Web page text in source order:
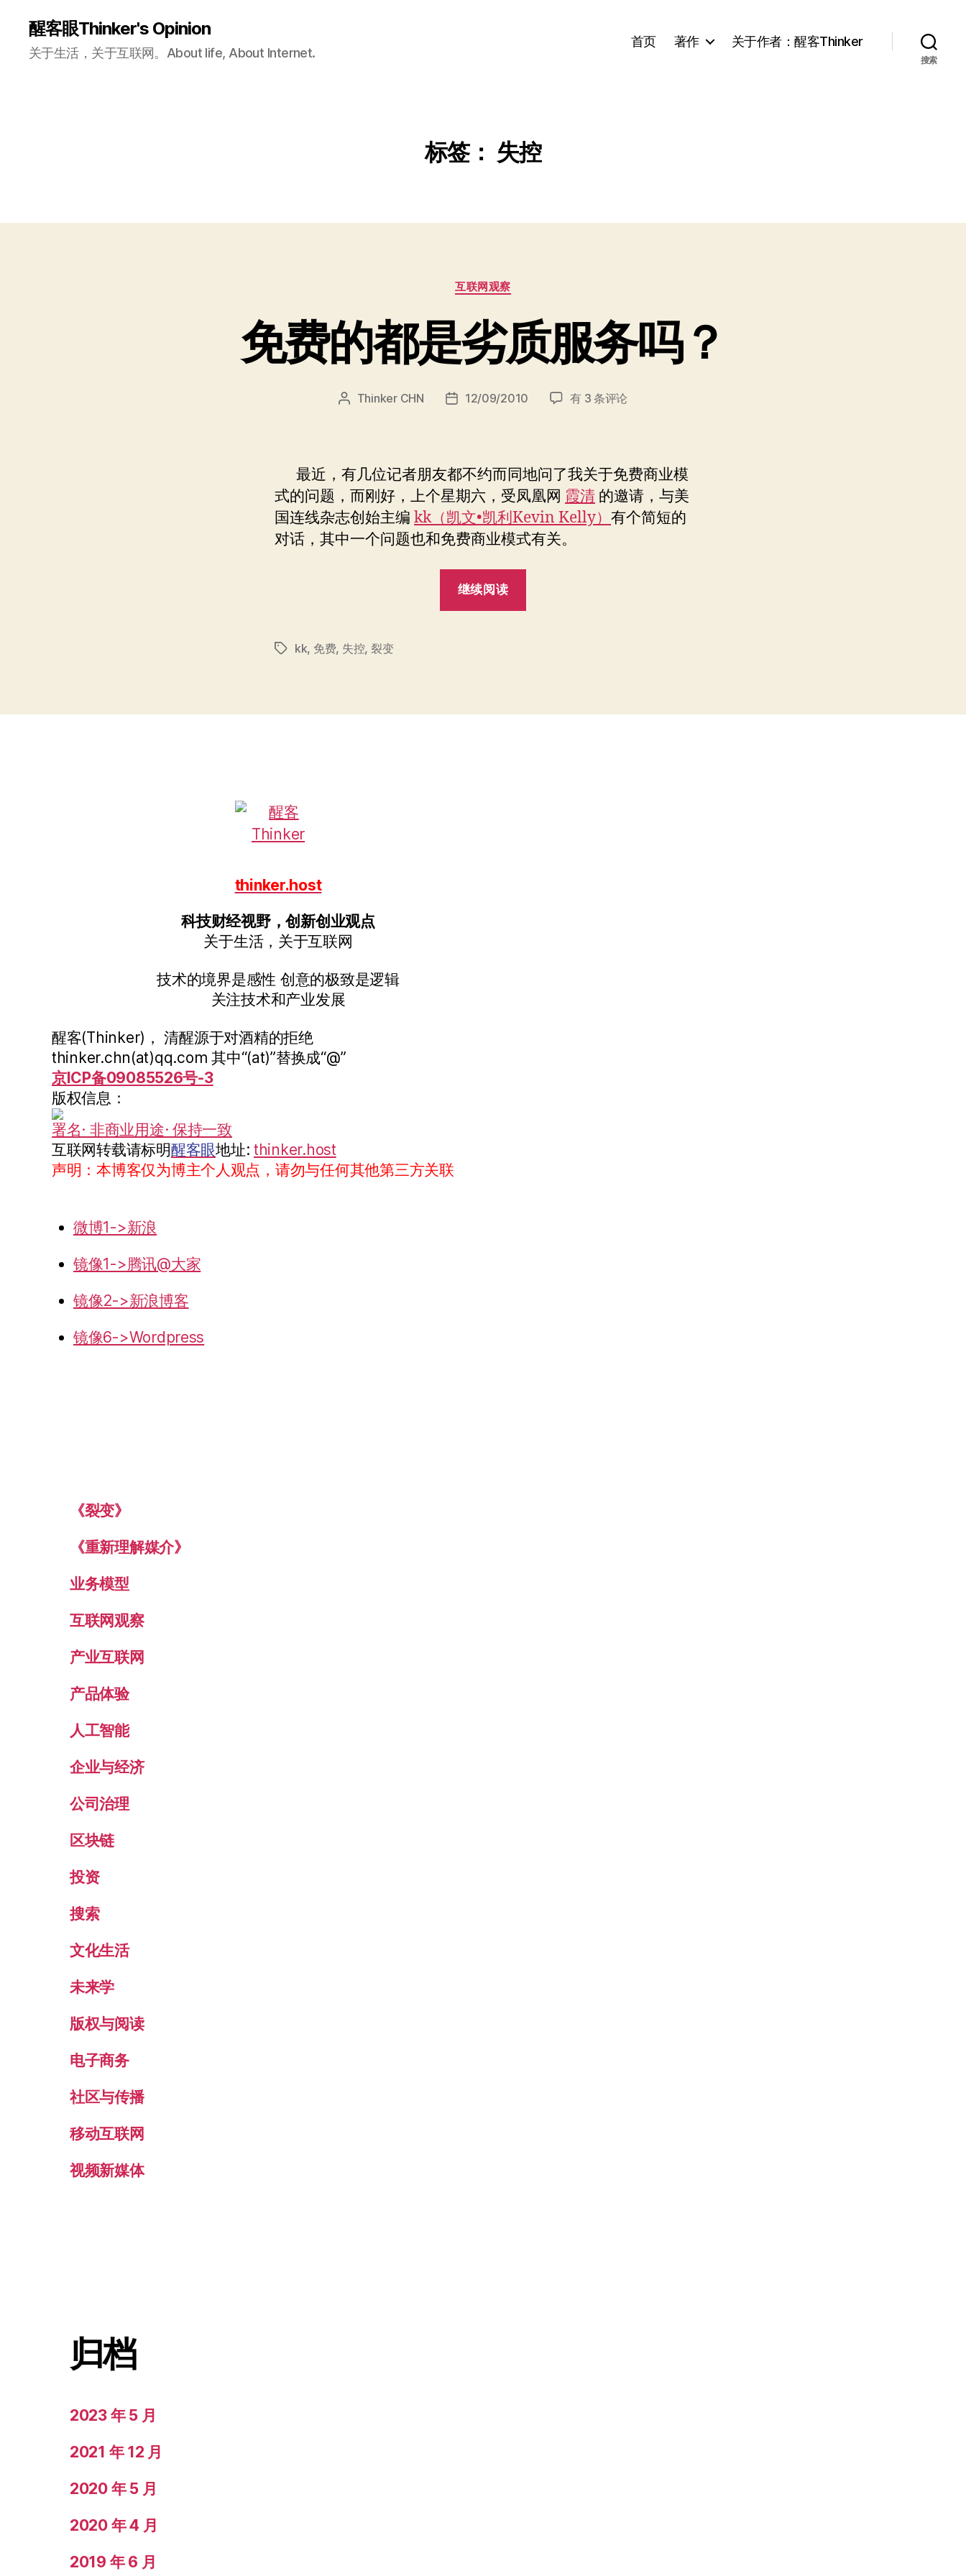
醒客眼Thinker's Opinion
关于生活，关于互联网。About life, About Internet.
首页 著作 关于作者：醒客Thinker
搜索
标签： 失控
分
类
互联网观察
免费的都是劣质服务吗？
文 Thinker CHN
发 12/09/2010
免
是
劣
质
服
有 3 条评论
最近，有几位记者朋友都不约而同地问了我关于免费商业模
式的问题，而刚好，上个星期六，受凤凰网 霞清 的邀请，与美
国连线杂志创始主编 kk（凯文•凯利Kevin Kelly） 有个简短的
对话，其中一个问题也和免费商业模式有关。
继续阅读
质
标
kk, 免费, 失控, 裂变
thinker.host
科技财经视野，创新创业观点
关于生活，关于互联网
技术的境界是感性 创意的极致是逻辑
关注技术和产业发展
醒客(Thinker)， 清醒源于对酒精的拒绝
thinker.chn(at)qq.com 其中“(at)”替换成“@”
京ICP备09085526号-3
版权信息：
署名· 非商业用途· 保持一致
互联网转载请标明醒客眼地址: thinker.host
声明：本博客仅为博主个人观点，请勿与任何其他第三方关联
微博1->新浪
镜像1->腾讯@大家
镜像2->新浪博客
镜像6->Wordpress
《裂变》
《重新理解媒介》
业务模型
互联网观察
产业互联网
产品体验
人工智能
企业与经济
公司治理
区块链
投资
搜索
文化生活
未来学
版权与阅读
电子商务
社区与传播
移动互联网
视频新媒体
归档
2023 年 5 月
2021 年 12 月
2020 年 5 月
2020 年 4 月
2019 年 6 月